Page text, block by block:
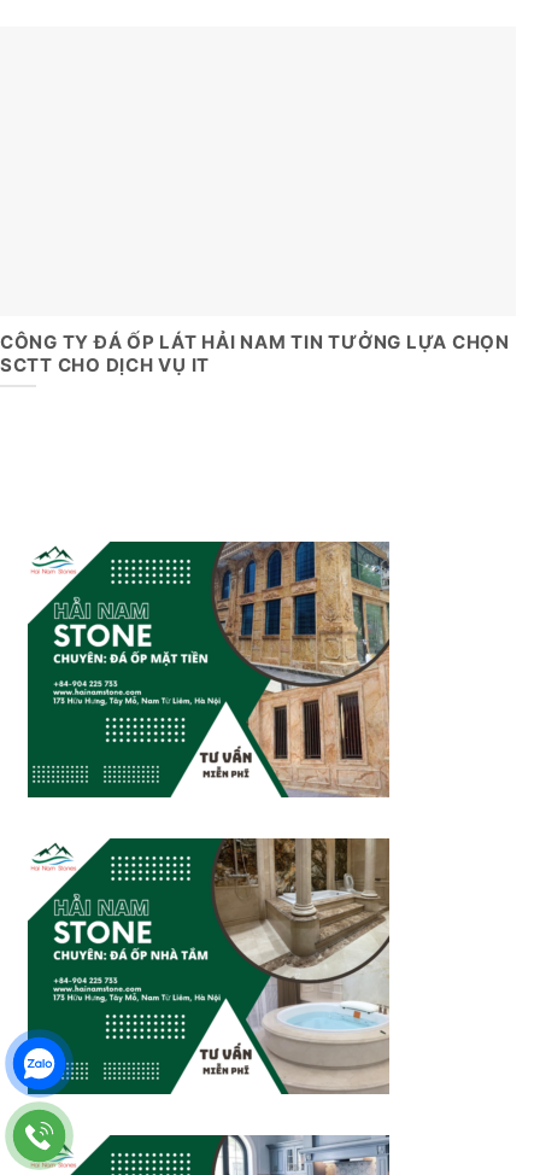
CÔNG TY ĐÁ ỐP LÁT HẢI NAM TIN TƯỞNG LỰA CHỌN
SCTT CHO DỊCH VỤ IT